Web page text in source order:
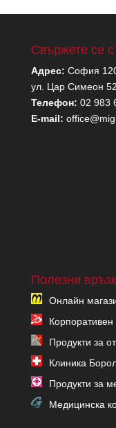
Свържете се
Адрес: София
ул. Цар Симеон 52
Телефон: 02 983
E-mail:
Полезни
Онлайн
Продукти за
Клиника
Продукти за
Медицинска